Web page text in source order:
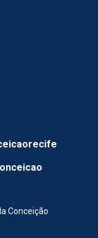
Conceição